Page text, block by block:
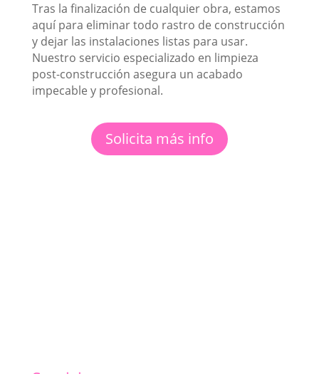
Tras la finalización de cualquier obra, estamos
aquí para eliminar todo rastro de construcción
y dejar las instalaciones listas para usar.
Nuestro servicio especializado en limpieza
post-construcción asegura un acabado
impecable y profesional.
Solicita más info